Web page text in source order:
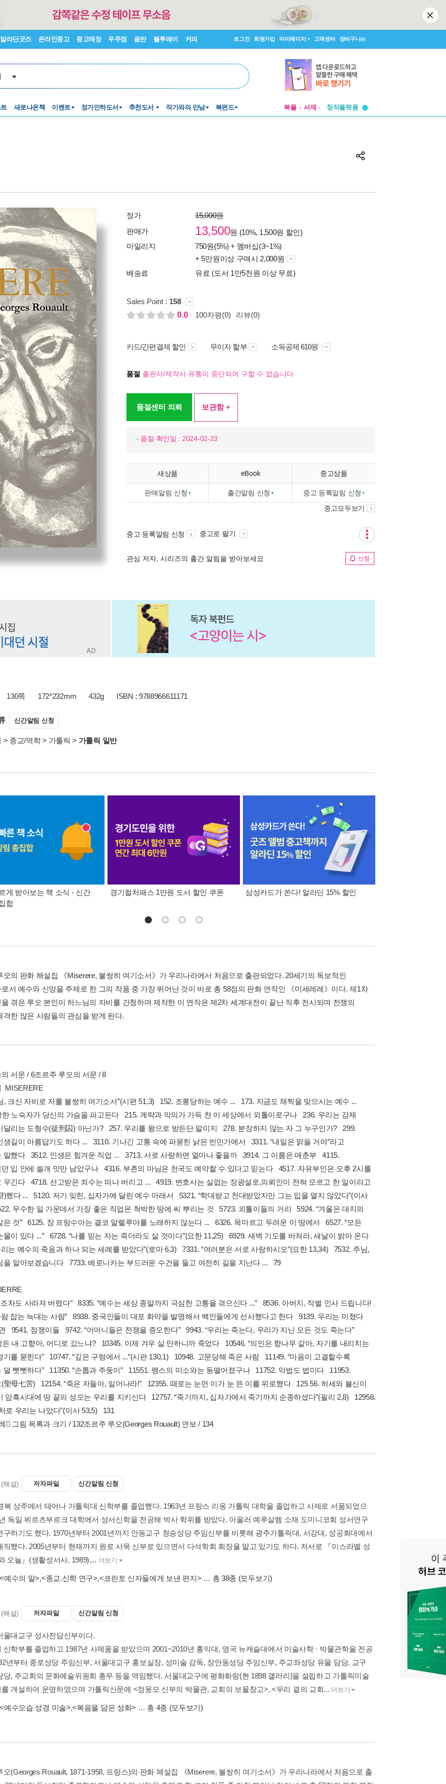
알라딘굿즈 온라인중고 중고매장 우주점 음반 블루레이 커피 로그인 회원가입 마이페이지 고객센터 장바구니(0)
새로나온책 이벤트 정가인하도서 추천도서 작가와의 만남 북펀드 북플 서재
창작플랫폼
정가
15,000원
판매가
13,500원 (10%, 1,500원 할인)
마일리지
750원(5%) + 멤버십(3~1%)
+ 5만원이상 구매시 2,000원
배송료
유료 (도서 1만5천원 이상 무료)
Sales Point : 158
0.0
100자평(0) 리뷰(0)
카드/간편결제 할인 무이자 할부 소득공제 610원
품절 출판사/제작사 유통이 중단되어 구할 수 없습니다.
품절센터 의뢰 보관함 +
- 품절 확인일 : 2024-02-23
새상품 eBook 중고상품
판매알림 신청 출간알림 신청 중고 등록알림 신청
중고모두보기
중고 등록알림 신청 중고로 팔기
관심 저자, 시리즈의 출간 알림을 받아보세요 신청
130쪽 172*232mm 432g ISBN : 9788966611171
신간알림 신청
> 종교/역학> 가톨릭 > 가톨릭 일반
게 받아보는 책 소식 - 신간
합
경기컬처패스 1만원 도서 할인 쿠폰 삼성카드가 쏜다! 알라딘 15% 할인
오의 판화 해설집 《Miserere, 불쌍히 여기소서》가 우리나라에서 처음으로 출판되었다. 20세기의 독보적인
서 예수와 신앙을 주제로 한 그의 작품 중 가장 뛰어난 것이 바로 총 58점의 판화 연작인 《미세레레》이다. 제1차
겪은 루오 본인이 하느님의 자비를 간청하며 제작한 이 연작은 제2차 세계대전이 끝난 직후 전시되며 전쟁의
격한 많은 사람들의 관심을 받게 된다.
서문 / 6조르주 루오의 서문 / 8
MISERERE
, 크신 자비로 저를 불쌍히 여기소서”(시편 51,3) 152. 조롱당하는 예수 ... 173. 지금도 채찍을 맞으시는 예수 ...
한 노숙자가 당신의 가슴을 파고든다 215. 계략과 악의가 가득 찬 이 세상에서 외톨이로구나 236. 우리는 강제
달리는 도형수(徒刑囚) 아닌가? 257. 우리를 왕으로 받든단 말이지 278. 분장하지 않는 자 그 누구인가? 299.
생길이 아름답기도 하다 ... 3110. 기나긴 고통 속에 파묻힌 낡은 빈민가에서 3311. “내일은 맑을 거야”라고
말했다 3512. 인생은 힘겨운 직업 ... 3713. 서로 사랑하면 얼마나 좋을까 3914. 그 이름은 매춘부 4115.
입 안에 쓸개 맛만 남았구나 4316. 부촌의 마님은 천국도 예약할 수 있다고 믿는다 4517. 자유부인은 오후 2시를
우긴다 4718. 선고받은 죄수는 떠나 버리고 ... 4919. 변호사는 실없는 장광설로,의뢰인이 전혀 모르고 한 일이라고
)했다 ... 5120. 저기 잊힌, 십자가에 달린 예수 아래서 5321. “학대받고 천대받았지만 그는 입을 열지 않았다”(이사
무수한 일 가운데서 가장 좋은 직업은 척박한 땅에 씨 뿌리는 것 5723. 외톨이들의 거리 5924. “겨울은 대지의
은 것” 6125. 장 프랑수아는 결코 알렐루야를 노래하지 않는다 ... 6326. 목마르고 두려운 이 땅에서 6527. “모든
물이 있다 ...” 6728. “나를 믿는 자는 죽더라도 살 것이다”(요한 11,25) 6929. 새벽 기도를 바쳐라, 새날이 밝아 온다
리는 예수의 죽음과 하나 되는 세례를 받았다”(로마 6,3) 7331. “여러분은 서로 사랑하시오”(요한 13,34) 7532. 주님,
을 알아보겠습니다 7733. 베로니카는 부드러운 수건을 들고 여전히 길을 지난다 ... 79
조차도 사라져 버렸다” 8335. “예수는 세상 종말까지 극심한 고통을 겪으신다 ...” 8536. 아버지, 작별 인사 드립니다!
람 잡는 늑대는 사람” 8938. 중국인들이 대포 화약을 발명해서 백인들에게 선사했다고 한다 9139. 우리는 미쳤다
9541. 점쟁이들 9742. “어머니들은 전쟁을 증오한다” 9943. “우리는 죽는다, 우리가 지닌 모든 것도 죽는다”
든 내 고향아, 어디로 갔느냐? 10345. 이제 겨우 살 만하니까 죽었다 10546. “의인은 향나무 같아, 자기를 내리치는
기를 묻힌다” 10747. “깊은 구렁에서 ...”(시편 130,1) 10948. 고문당해 죽은 사람 11149. “마음이 고결할수록
덜 뻣뻣하다” 11350. “손톱과 주둥이” 11551. 랭스의 미소와는 동떨어졌구나 11752. 악법도 법이다 11953.
聖母七苦) 12154. “죽은 자들아, 일어나라!” 12355. 때로는 눈먼 이가 눈 뜬 이를 위로했다 125 56. 허세와 불신이
암흑시대에 땅 끝의 성모는 우리를 지키신다 12757. “죽기까지, 십자가에서 죽기까지 순종하셨다”(필리 2,8) 12958.
로 우리는 나았다”(이사 53,5) 131
 그림 목록과 크기 / 132조르주 루오(Georges Rouault) 연보 / 134
(해설) 저자파일 신간알림 신청
북 상주에서 태어나 가톨릭대 신학부를 졸업했다. 1963년 프랑스 리옹 가톨릭 대학을 졸업하고 사제로 서품되었으
독일 뷔르츠부르크 대학에서 성서신학을 전공해 박사 학위를 받았다. 아울러 예루살렘 소재 도미니코회 성서연구
구하기도 했다. 1970년부터 2001년까지 안동교구 청송성당 주임신부를 비롯해 광주가톨릭대, 서강대, 성공회대에서
직했다. 2005년부터 현재까지 원로 사목 신부로 있으면서 다석학회 회장을 맡고 있기도 하다. 저서로 『이스라엘 성
오늘』(생활성서사, 1989),... 더보기
<예수의 말>,<종교.신학 연구>,<코린토 신자들에게 보낸 편지> … 총 38종 (모두보기)
(해설) 저자파일 신간알림 신청
울대교구 성사전담신부이다.
신학부를 졸업하고 1987년 사제품을 받았으며 2001~2010년 홍익대, 영국 뉴캐슬대에서 미술사학 · 박물관학을 전공
년부터 종로성당 주임신부, 서울대교구 홍보실장, 성미술 감독, 장안동성당 주임신부, 주교좌성당 유물 담당, 교구
당, 주교회의 문화예술위원회 총무 등을 역임했다. 서울대교구에 평화화랑(현 1898 갤러리)을 설립하고 가톨릭미술
개설하여 운영하였으며 가톨릭신문에 <정웅모 신부의 박물관, 교회의 보물창고>, <우리 곁의 교회... 더보기
<예수모습 성경 미술>,<복음을 담은 성화> … 총 4종 (모두보기)
오(Georges Rouault, 1871-1958, 프랑스)의 판화 해설집 《Miserere, 불쌍히 여기소서》가 우리나라에서 처음으로 출